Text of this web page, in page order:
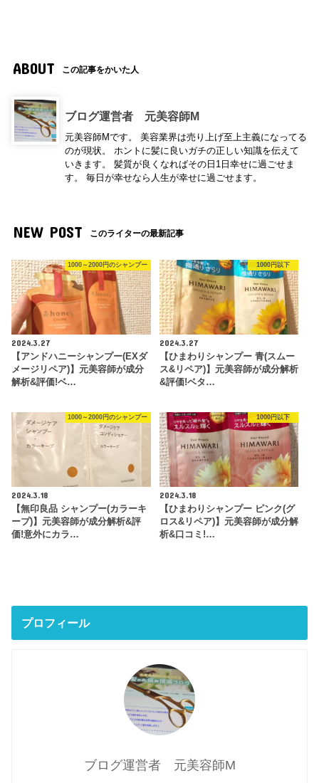
ABOUT この記事をかいた人
ブログ運営者 元美容師M
元美容師Mです。 美容業界は売り上げ至上主義になってる
のが現状。 ホントに髪に良いガチの正しい知識を伝えて
いきます。 髪質が良くなればその日1日幸せに過ごせま
す。 毎日が幸せなら人生が幸せに過ごせます。
NEW POST このライターの最新記事
1000～2000円のシャンプー
2024.3.27
【アンドハニーシャンプー(EXダ
メージリペア)】元美容師が成分
解析&評価!ベ…
1000円以下
2024.3.27
【ひまわりシャンプー 青(スムー
ス&リペア)】元美容師が成分解析
&評価!ベタ…
1000～2000円のシャンプー
2024.3.18
【無印良品 シャンプー(カラーキ
ープ)】元美容師が成分解析&評
価!意外にカラ…
1000円以下
2024.3.18
【ひまわりシャンプー ピンク(グ
ロス&リペア)】元美容師が成分解
析&口コミ!…
プロフィール
ブログ運営者 元美容師M